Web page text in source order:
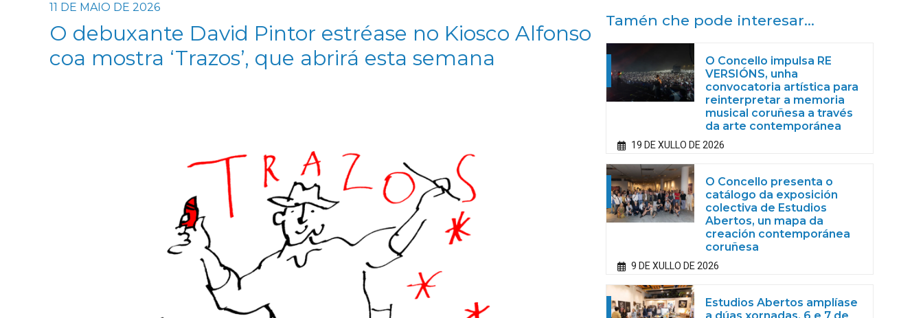
11 DE MAIO DE 2026
O debuxante David Pintor estréase no Kiosco Alfonso
coa mostra ‘Trazos’, que abrirá esta semana
Tamén che pode interesar...
O Concello impulsa RE
VERSIÓNS, unha
convocatoria artística para
reinterpretar a memoria
musical coruñesa a través
da arte contemporánea
19 DE XULLO DE 2026
O Concello presenta o
catálogo da exposición
colectiva de Estudios
Abertos, un mapa da
creación contemporánea
coruñesa
9 DE XULLO DE 2026
Estudios Abertos amplíase